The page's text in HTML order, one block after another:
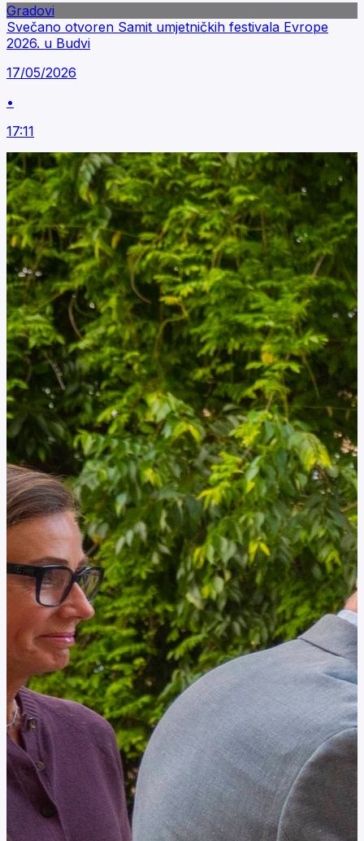
Gradovi
Svečano otvoren Samit umjetničkih festivala Evrope
2026. u Budvi
17/05/2026
•
17:11